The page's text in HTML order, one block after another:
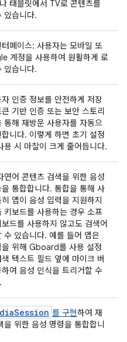
태블릿에서 TV로 콘텐츠를
있습니다.
페이스: 사용자는 모바일 또
계정을 사용하여 원활하게 로
있습니다.
인증 정보를 안전하게 저장
기반 인증 또는 보안 스토리
통해 재방문 사용자를 자동으
니다. 이렇게 하면 초기 설정
용 시 마찰이 크게 줄어듭니다.
연어 콘텐츠 검색을 위한 음성
통합합니다. 통합을 통해 사
앱이 음성 입력을 지원하지
키보드를 사용하는 경우 소프
드를 사용하지 않고도 검색어
수 있습니다. 예를 들어 앱은
을 위해 Gboard를 사용 설정
텍스트 필드 옆에 마이크 버
여 음성 인식을 트리거할 수
를 구현하여 재
을 위한 음성 명령을 통합합니